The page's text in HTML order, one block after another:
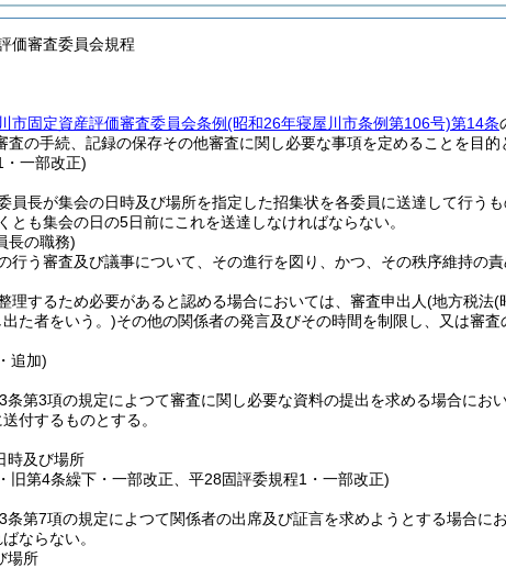
価審査委員会規程
市固定資産評価審査委員会条例(昭和26年寝屋川市条例第106号)第14条
査の手続、記録の保存その他審査に関し必要な事項を定めることを目的
一部改正)
員長が集会の日時及び場所を指定した招集状を各委員に送達して行うも
とも集会の日の5日前にこれを送達しなければならない。
長の職務)
行う審査及び議事について、その進行を図り、かつ、その秩序維持の責
理するため必要があると認める場合においては、審査申出人(地方税法(
た者をいう。)その他の関係者の発言及びその時間を制限し、又は審
追加)
第3項の規定によつて審査に関し必要な資料の提出を求める場合におい
付するものとする。
時及び場所
旧第4条繰下・一部改正、平28固評委規程1・一部改正)
条第7項の規定によつて関係者の出席及び証言を求めようとする場合に
ならない。
場所